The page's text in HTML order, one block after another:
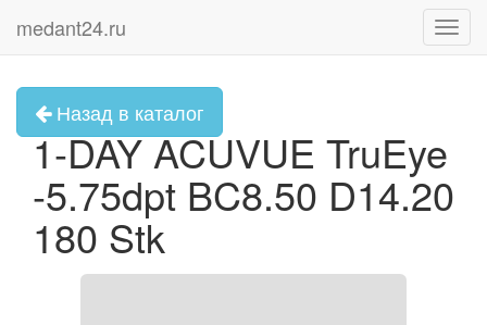
medant24.ru
Назад в каталог
1-DAY ACUVUE TruEye
-5.75dpt BC8.50 D14.20
180 Stk